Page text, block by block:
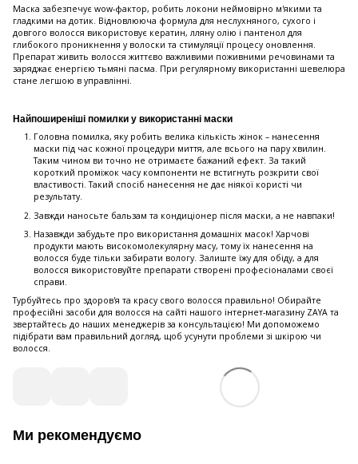
Маска забезпечує wow-фактор, робить локони неймовірно м'якими та
гладкими на дотик. Відновлююча формула для неслухняного, сухого і
довгого волосся використовує кератин, лляну олію і пантенол для
глибокого проникнення у волоски та стимуляції процесу оновлення.
Препарат живить волосся життєво важливими поживними речовинами та
заряджає енергією тьмяні пасма. При регулярному використанні шевелюра
стане легшою в управлінні.
Найпоширеніші помилки у використанні маски
Головна помилка, яку робить велика кількість жінок – нанесення
маски під час кожної процедури миття, але всього на пару хвилин.
Таким чином ви точно не отримаєте бажаний ефект. За такий
короткий проміжок часу компоненти не встигнуть розкрити свої
властивості. Такий спосіб нанесення не дає ніякої користі чи
результату.
Завжди наносьте бальзам та кондиціонер після маски, а не навпаки!
Назавжди забудьте про використання домашніх масок! Харчові
продукти мають високомолекулярну масу, тому їх нанесення на
волосся буде тільки забирати вологу. Залиште їжу для обіду, а для
волосся використовуйте препарати створені професіоналами своєї
справи.
Турбуйтесь про здоров'я та красу свого волосся правильно! Обирайте
професійні засоби для волосся на сайті нашого інтернет-магазину ZAYA та
звертайтесь до наших менеджерів за консультацією! Ми допоможемо
підібрати вам правильний догляд, щоб усунути проблеми зі шкірою чи
волосся.
Ми рекомендуємо